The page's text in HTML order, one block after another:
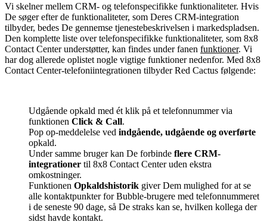
Vi skelner mellem CRM- og telefonspecifikke funktionaliteter. Hvis
De søger efter de funktionaliteter, som Deres CRM-integration
tilbyder, bedes De gennemse tjenestebeskrivelsen i markedspladsen.
Den komplette liste over telefonspecifikke funktionaliteter, som 8x8
Contact Center understøtter, kan findes under fanen funktioner. Vi
har dog allerede oplistet nogle vigtige funktioner nedenfor. Med 8x8
Contact Center-telefoniintegrationen tilbyder Red Cactus følgende:
Udgående opkald med ét klik på et telefonnummer via
funktionen Click & Call.
Pop op-meddelelse ved indgående, udgående og overførte
opkald.
Under samme bruger kan De forbinde flere CRM-
integrationer til 8x8 Contact Center uden ekstra
omkostninger.
Funktionen Opkaldshistorik giver Dem mulighed for at se
alle kontaktpunkter for Bubble-brugere med telefonnummeret
i de seneste 90 dage, så De straks kan se, hvilken kollega der
sidst havde kontakt.